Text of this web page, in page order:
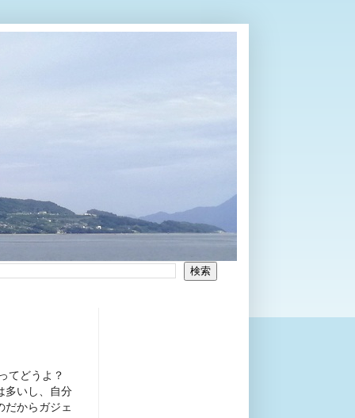
てどうよ？
多いし、自分
だからガジェ